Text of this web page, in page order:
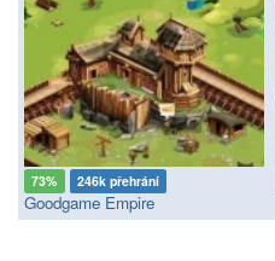
73% 246k přehrání
Goodgame Empire